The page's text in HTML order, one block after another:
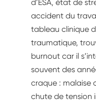
d’ESA, état de
accident du
tableau clinique
traumatique,
burnout car il
souvent des
craque : malaise
chute de tension